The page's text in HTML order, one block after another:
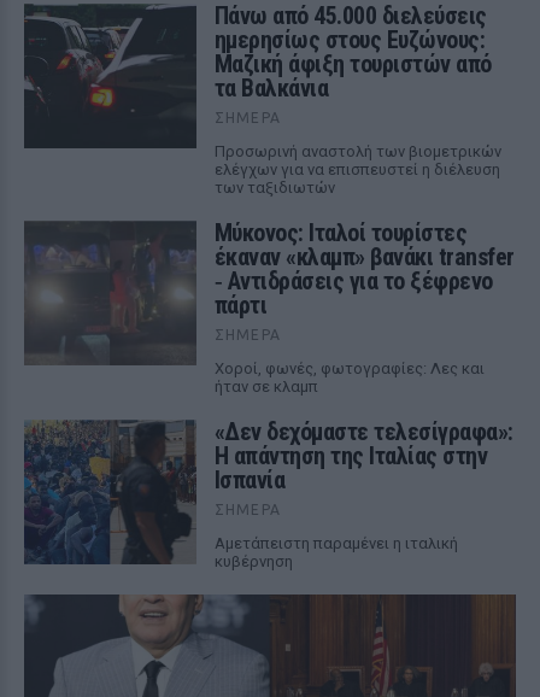
Πάνω από 45.000 διελεύσεις
ημερησίως στους Ευζώνους:
Μαζική άφιξη τουριστών από
τα Βαλκάνια
ΣΉΜΕΡΑ
Προσωρινή αναστολή των βιομετρικών
ελέγχων για να επισπευστεί η διέλευση
των ταξιδιωτών
Μύκονος: Ιταλοί τουρίστες
έκαναν «κλαμπ» βανάκι transfer
‑ Αντιδράσεις για το ξέφρενο
πάρτι
ΣΉΜΕΡΑ
Χοροί, φωνές, φωτογραφίες: Λες και
ήταν σε κλαμπ
«Δεν δεχόμαστε τελεσίγραφα»:
Η απάντηση της Ιταλίας στην
Ισπανία
ΣΉΜΕΡΑ
Αμετάπειστη παραμένει η ιταλική
κυβέρνηση